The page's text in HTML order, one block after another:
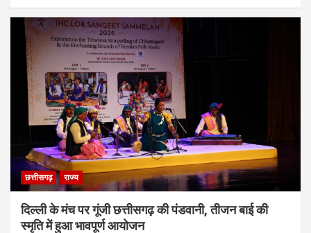
छत्तीसगढ़ राज्य
दिल्ली के मंच पर गूंजी छत्तीसगढ़ की पंडवानी, तीजन बाई की
स्मृति में हुआ भावपूर्ण आयोजन